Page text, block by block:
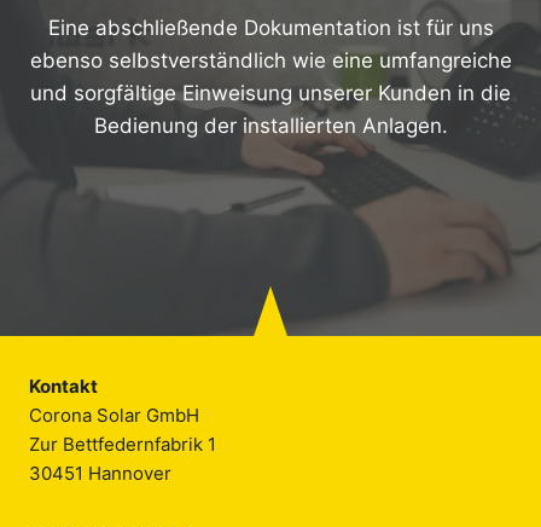
Eine abschließende Dokumentation ist für uns
ebenso selbstverständlich wie eine umfangreiche
und sorgfältige Einweisung unserer Kunden in die
Bedienung der installierten Anlagen.
Kontakt
Corona Solar GmbH
Zur Bettfedernfabrik 1
30451 Hannover